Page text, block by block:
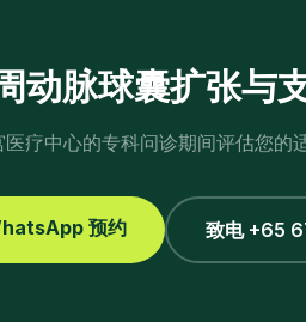
动脉球囊扩张与
疗中心的专科问诊期间评估您的
预约 致电 +65